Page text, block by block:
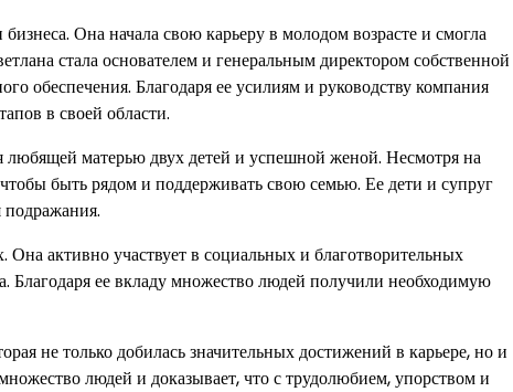
Она начала свою карьеру в молодом возрасте и смогла
стала основателем и генеральным директором собственной
обеспечения. Благодаря ее усилиям и руководству компания
в своей области.
матерью двух детей и успешной женой. Несмотря на
чтобы быть рядом и поддерживать свою семью. Ее дети и супруг
подражания.
Она активно участвует в социальных и благотворительных
ее вкладу множество людей получили необходимую
не только добилась значительных достижений в карьере, но и
людей и доказывает, что с трудолюбием, упорством и